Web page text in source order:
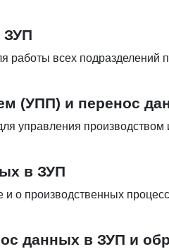
ЗУП
работы всех
(УПП) и перенос
управления
в ЗУП
о производственных
данных в ЗУП и